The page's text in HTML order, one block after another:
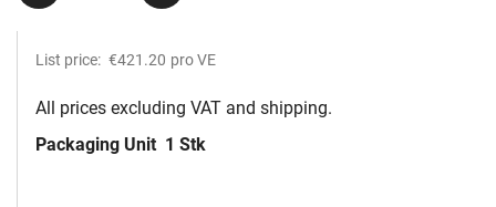
List price: €421.20 pro VE
All prices excluding VAT and shipping.
Packaging Unit 1 Stk